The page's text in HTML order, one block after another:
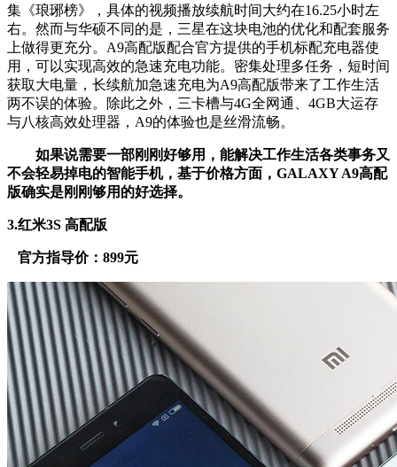
集《琅琊榜》，具体的视频播放续航时间大约在16.25小时左
右。然而与华硕不同的是，三星在这块电池的优化和配套服务
上做得更充分。A9高配版配合官方提供的手机标配充电器使
用，可以实现高效的急速充电功能。密集处理多任务，短时间
获取大电量，长续航加急速充电为A9高配版带来了工作生活
两不误的体验。除此之外，三卡槽与4G全网通、4GB大运存
与八核高效处理器，A9的体验也是丝滑流畅。
如果说需要一部刚刚好够用，能解决工作生活各类事务又
不会轻易掉电的智能手机，基于价格方面，GALAXY A9高配
版确实是刚刚够用的好选择。
3.红米3S 高配版
官方指导价：899元